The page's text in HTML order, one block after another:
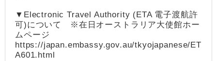
▼Electronic Travel Authority (ETA 電子渡航許
可)について ※在日オーストラリア大使館ホー
ムページ
https://japan.embassy.gov.au/tkyojapanese/ET
A601.html